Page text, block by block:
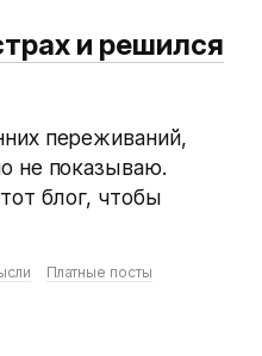
и решился
переживаний,
не показываю.
блог, чтобы
Платные посты